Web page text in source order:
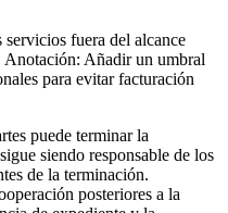
servicios fuera del alcance
Anotación: Añadir un umbral
para evitar facturación
puede terminar la
siendo responsable de los
de la terminación.
posteriores a la